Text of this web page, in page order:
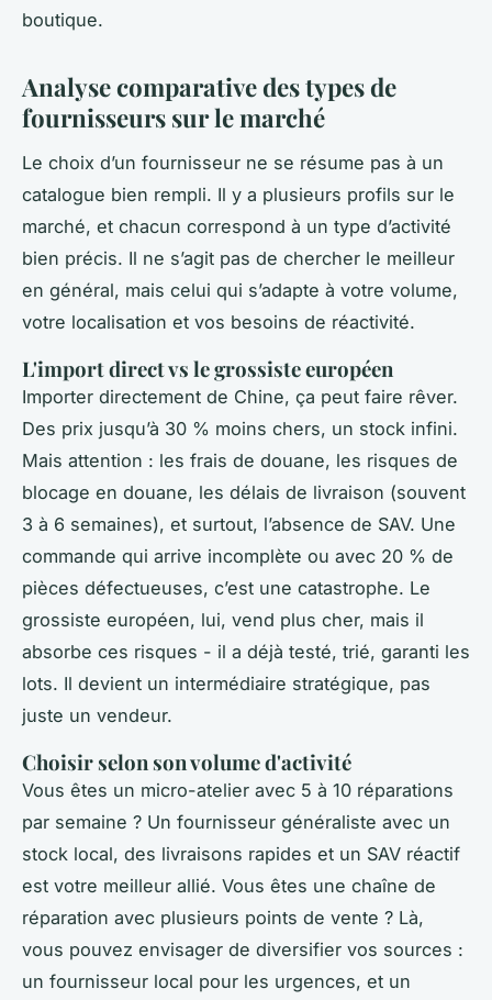
boutique.
Analyse comparative des types de
fournisseurs sur le marché
Le choix d’un fournisseur ne se résume pas à un
catalogue bien rempli. Il y a plusieurs profils sur le
marché, et chacun correspond à un type d’activité
bien précis. Il ne s’agit pas de chercher le meilleur
en général, mais celui qui s’adapte à votre volume,
votre localisation et vos besoins de réactivité.
L'import direct vs le grossiste européen
Importer directement de Chine, ça peut faire rêver.
Des prix jusqu’à 30 % moins chers, un stock infini.
Mais attention : les frais de douane, les risques de
blocage en douane, les délais de livraison (souvent
3 à 6 semaines), et surtout, l’absence de SAV. Une
commande qui arrive incomplète ou avec 20 % de
pièces défectueuses, c’est une catastrophe. Le
grossiste européen, lui, vend plus cher, mais il
absorbe ces risques - il a déjà testé, trié, garanti les
lots. Il devient un intermédiaire stratégique, pas
juste un vendeur.
Choisir selon son volume d'activité
Vous êtes un micro-atelier avec 5 à 10 réparations
par semaine ? Un fournisseur généraliste avec un
stock local, des livraisons rapides et un SAV réactif
est votre meilleur allié. Vous êtes une chaîne de
réparation avec plusieurs points de vente ? Là,
vous pouvez envisager de diversifier vos sources :
un fournisseur local pour les urgences, et un